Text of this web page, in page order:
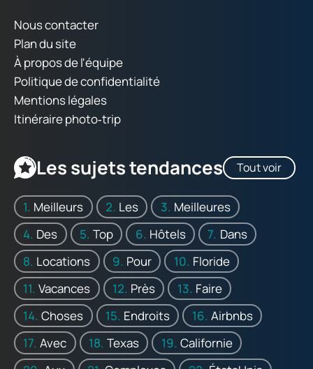
Nous contacter
Plan du site
À propos de l'équipe
Politique de confidentialité
Mentions légales
Itinéraire photo‑trip
Les sujets tendances Tout voir
Meilleurs Les
Meilleures
Des
Top Hôtels
Dans
Locations
Pour
Floride
Vacances
Près
Faire
Choses
Endroits
Airbnbs
Avec
Texas
Californie